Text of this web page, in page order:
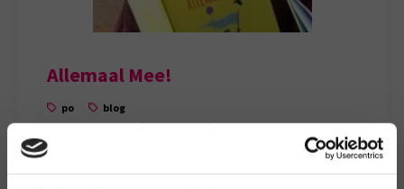
Allemaal Mee!
po blog
Hanny Ebbers, (voormalig) leerkracht vertelt over
de functie en het plezier van regenboogboeken op
school en haar kinderboek Allemaal Mee.